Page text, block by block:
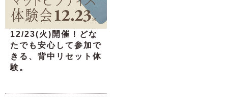
12/23(火)開催！どな
たでも安心して参加で
きる、背中リセット体
験。